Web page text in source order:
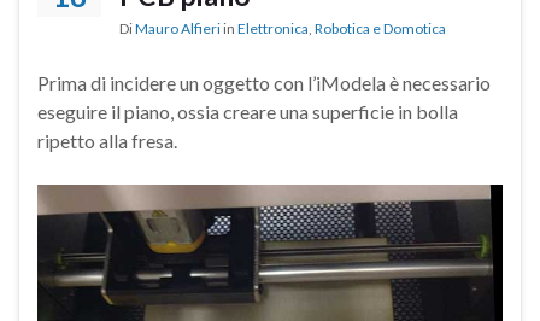
DiMauro Alfieri in Elettronica Robotica e Domotica
Prima di incidere un oggetto con l’iModela è necessario
eseguire il piano, ossia creare una superficie in bolla
ripetto alla fresa.